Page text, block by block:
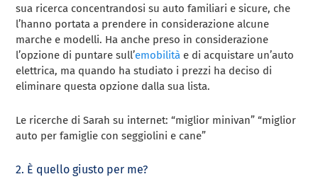
sua ricerca concentrandosi su auto familiari e sicure, che
l’hanno portata a prendere in considerazione alcune
marche e modelli. Ha anche preso in considerazione
l’opzione di puntare sull’emobilità e di acquistare un’auto
elettrica, ma quando ha studiato i prezzi ha deciso di
eliminare questa opzione dalla sua lista.
Le ricerche di Sarah su internet: “miglior minivan” “miglior
auto per famiglie con seggiolini e cane”
2. È quello giusto per me?